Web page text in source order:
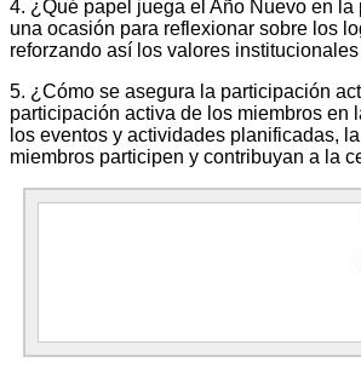
4. ¿Qué papel juega el Año Nuevo en
una ocasión para reflexionar sobre los
reforzando así los valores
5. ¿Cómo se asegura la participación
participación activa de los miembros en
los eventos y actividades planificadas,
miembros participen y contribuyan a la